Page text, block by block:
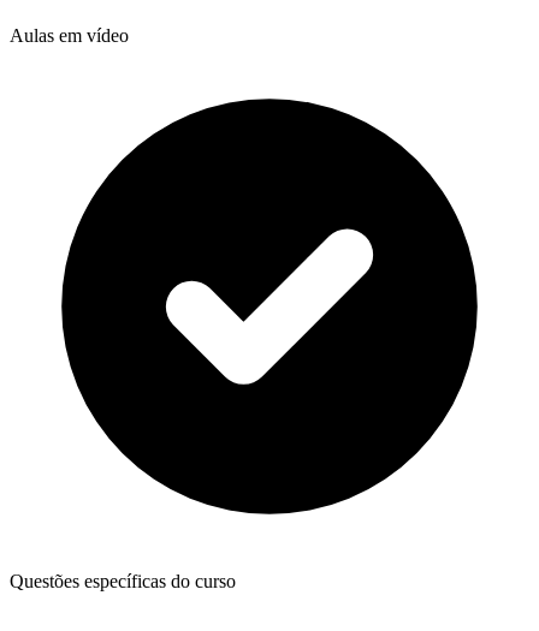
Aulas em vídeo
Questões específicas do curso